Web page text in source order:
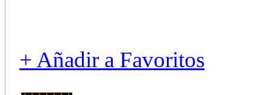
+ Añadir a Favoritos